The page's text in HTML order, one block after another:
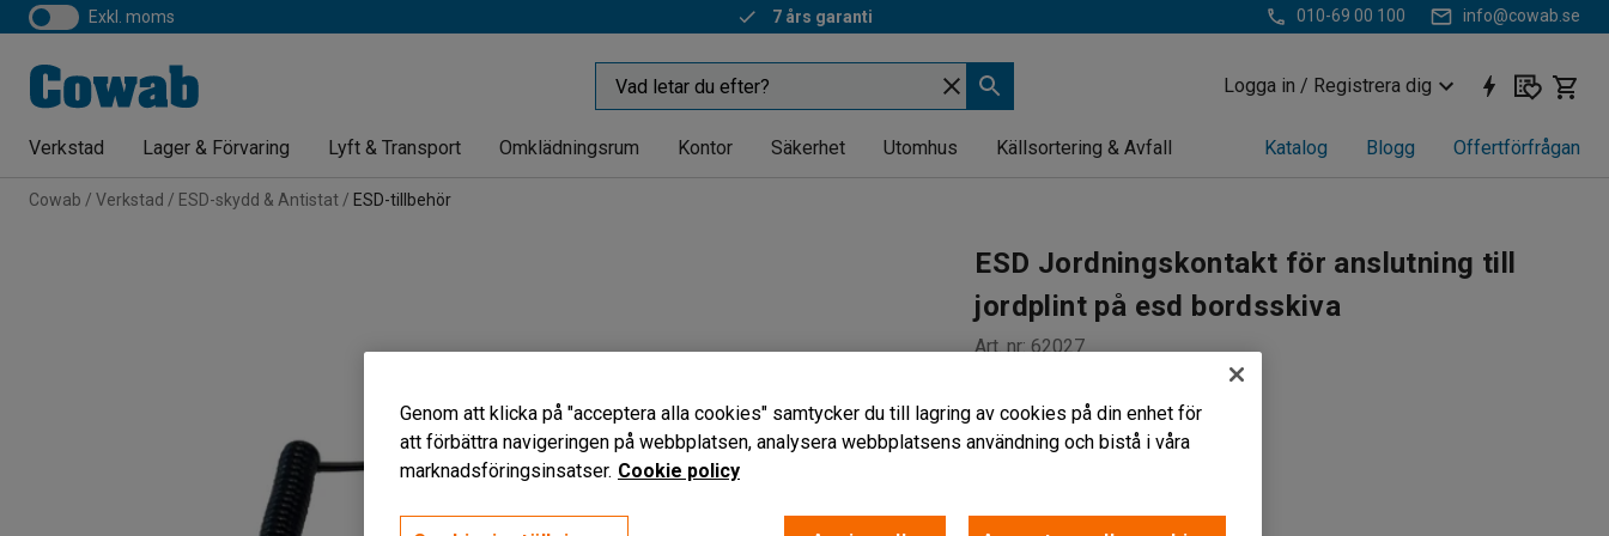
exkl. moms 7 års garanti 010-69 00 100 info@cowab.se
Logga in / Registrera dig
Verkstad Lager & Förvaring Lyft & Transport Omklädningsrum Kontor Säkerhet Utomhus Källsortering & Avfall Katalog Blogg Offertförfrågan
Cowab Verkstad ESD-skydd & Antistat ESD-tillbehör
ESD Jordningskontakt för anslutning till
jordplint på esd bordsskiva
Art. nr:62027
1 Mohm motstånd
ESD-godkänd
135 kr
Genom att klicka på "acceptera alla cookies" samtycker du till lagring av cookies på din enhet för
att förbättra navigeringen på webbplatsen, analysera webbplatsens användning och bistå i våra
marknadsföringsinsatser. Cookie policy